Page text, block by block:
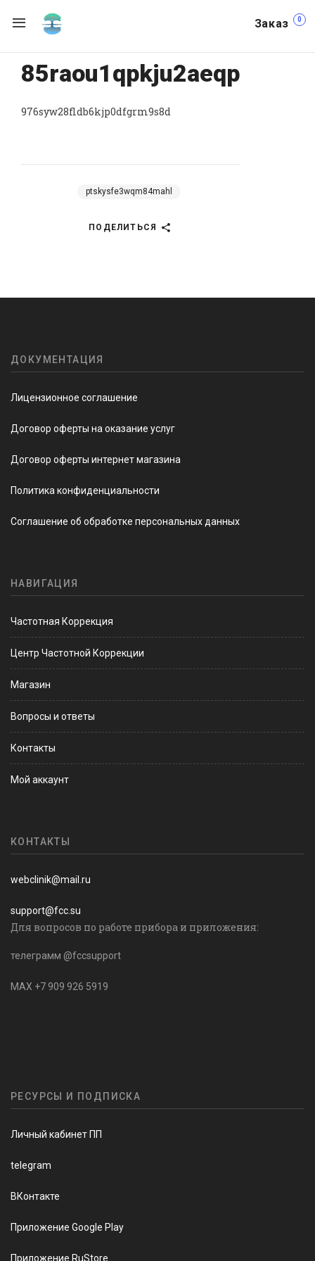
Заказ 0
85raou1qpkju2aeqp
976syw28fldb6kjp0dfgrm9s8d
ptskysfe3wqm84mahl
ПОДЕЛИТЬСЯ
ДОКУМЕНТАЦИЯ
Лицензионное соглашение
Договор оферты на оказание услуг
Договор оферты интернет магазина
Политика конфиденциальности
Соглашение об обработке персональных данных
НАВИГАЦИЯ
Частотная Коррекция
Центр Частотной Коррекции
Магазин
Вопросы и ответы
Контакты
Мой аккаунт
КОНТАКТЫ
webclinik@mail.ru
support@fcc.su
Для вопросов по работе прибора и приложения:
телеграмм @fccsupport
MAX +7 909 926 5919
РЕСУРСЫ И ПОДПИСКА
Личный кабинет ПП
telegram
ВКонтакте
Приложение Google Play
Приложение RuStore